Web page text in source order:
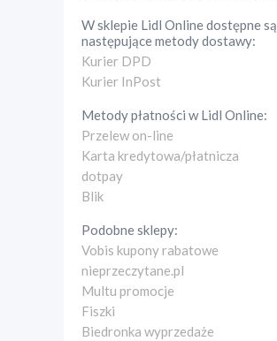
W sklepie Lidl Onlinedostępne są
następujące metody dostawy:
Kurier DPD
Kurier InPost
Metody płatności wLidl Online:
Przelew on-line
Karta kredytowa/płatnicza
dotpay
Blik
Podobne sklepy:
Vobis kupony rabatowe
nieprzeczytane.pl
Multu promocje
Fiszki
Biedronka wyprzedaże